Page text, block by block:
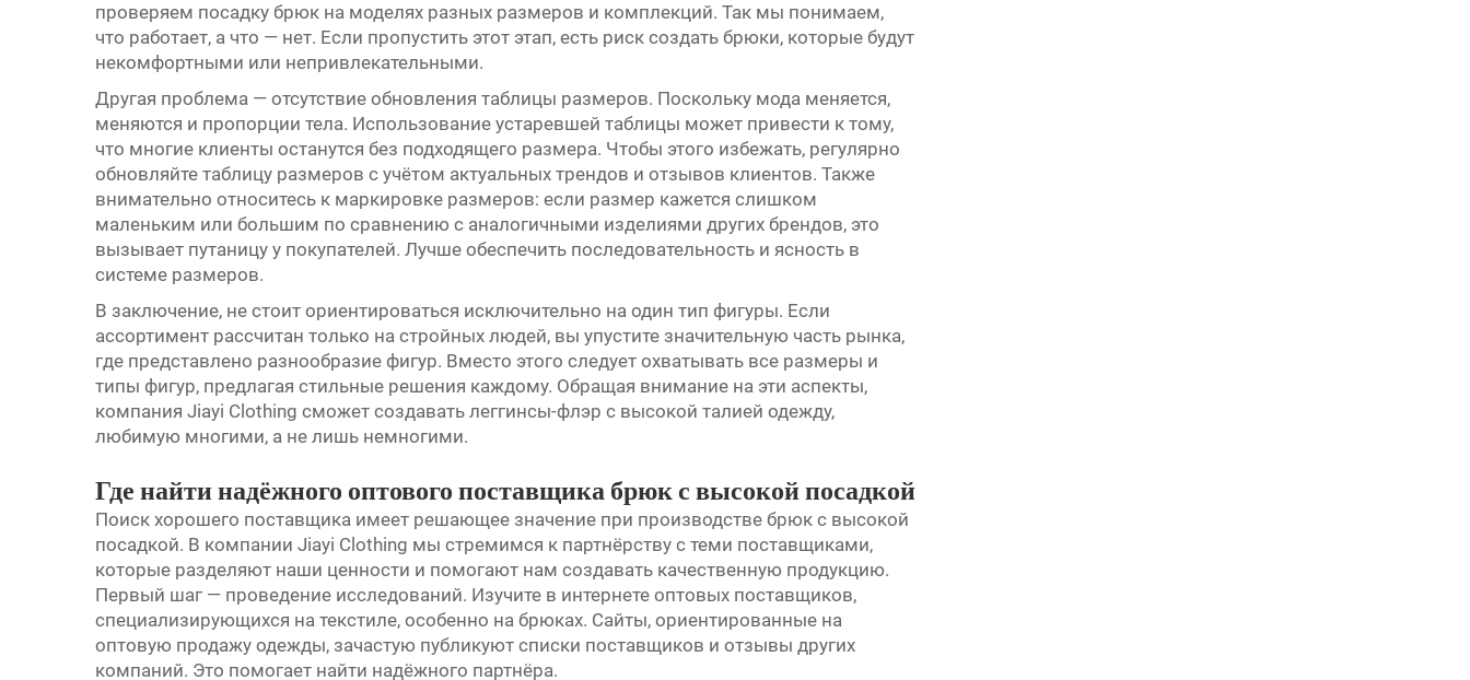
проверяем посадку брюк на моделях разных размеров и комплекций. Так мы понимаем,
что работает, а что — нет. Если пропустить этот этап, есть риск создать брюки, которые будут
некомфортными или непривлекательными.
Другая проблема — отсутствие обновления таблицы размеров. Поскольку мода меняется,
меняются и пропорции тела. Использование устаревшей таблицы может привести к тому,
что многие клиенты останутся без подходящего размера. Чтобы этого избежать, регулярно
обновляйте таблицу размеров с учётом актуальных трендов и отзывов клиентов. Также
внимательно относитесь к маркировке размеров: если размер кажется слишком
маленьким или большим по сравнению с аналогичными изделиями других брендов, это
вызывает путаницу у покупателей. Лучше обеспечить последовательность и ясность в
системе размеров.
В заключение, не стоит ориентироваться исключительно на один тип фигуры. Если
ассортимент рассчитан только на стройных людей, вы упустите значительную часть рынка,
где представлено разнообразие фигур. Вместо этого следует охватывать все размеры и
типы фигур, предлагая стильные решения каждому. Обращая внимание на эти аспекты,
компания Jiayi Clothing сможет создавать леггинсы-флэр с высокой талией одежду,
любимую многими, а не лишь немногими.
Где найти надёжного оптового поставщика брюк с высокой посадкой
Поиск хорошего поставщика имеет решающее значение при производстве брюк с высокой
посадкой. В компании Jiayi Clothing мы стремимся к партнёрству с теми поставщиками,
которые разделяют наши ценности и помогают нам создавать качественную продукцию.
Первый шаг — проведение исследований. Изучите в интернете оптовых поставщиков,
специализирующихся на текстиле, особенно на брюках. Сайты, ориентированные на
оптовую продажу одежды, зачастую публикуют списки поставщиков и отзывы других
компаний. Это помогает найти надёжного партнёра.